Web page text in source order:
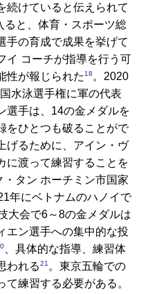
続けていると伝えられて
ると、体育・スポーツ総
手の育成で成果を挙げて
イ コーチが指導を行う可
性が報じられた 18 。2020
水泳選手権に軍の代表
選手は、14の金メダルを
をひとつも破ることがで
げるために、アイン・ヴ
に渡って練習することを
・タン ホーチミン市国家
年にベトナムのハノイで
大会で6～8の金メダルは
エン選手への集中的な投
、具体的な指導、練習体
われる21 。東京五輪での
練習する必要がある。